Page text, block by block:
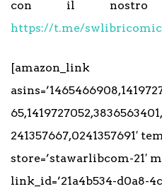
con il nostro
https://t.me/
[amazon_link
241357667,0241357691′
store=’stawarlibcom-21′
link_id=’21a4b534-d0a8-